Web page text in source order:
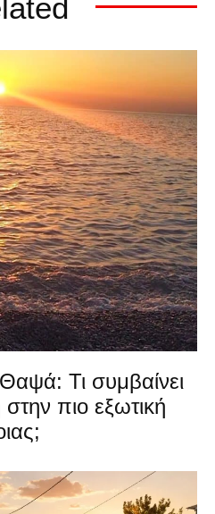
Τι συμβαίνει
πιο εξωτική